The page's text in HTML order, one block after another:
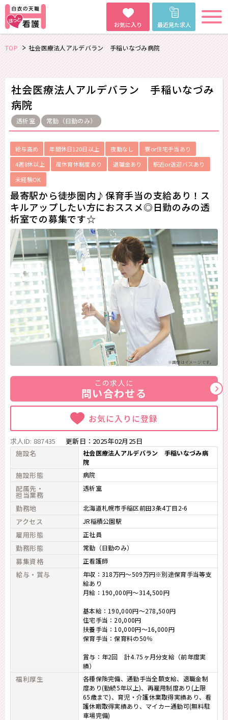
お気に入り 最近見た求人
TOP 社会医療法人アルデバラン 手稲いなづみ病院
社会医療法人アルデバラン 手稲いなづみ
病院
透析室 常勤（日勤のみ）
給与高め 年間休日120日以上 夜勤なし
寮or住宅手当あり
4週8休以上
産休育休制度あり 退職金あり
駅近or送迎バスあり
未経験OK
最寄駅から徒歩圏内♪保育手当の支給あり！ス
キルアップしたい方におススメ◎日勤のみの透
析室での募集です☆
※画像はイメージです。
この求人に
問い合わせる
お気に入りに登録
求人ID: 887435 更新日： 2025年02月25日
施設名
社会医療法人アルデバラン 手稲いなづみ病
院
施設形態 病院
配属先・
担当業務
透析室
勤務地 北海道札幌市手稲区前田3条4丁目2-6
アクセス JR稲積公園駅
雇用形態 正社員
勤務形態 常勤（日勤のみ）
募集資格 正看護師
給与・賞与
年収：318万円～509万円※別途保育手当等支
給あり
月給：190,000円～314,500円
基本給：190,000円～278,500円
住宅手当：20,000円
扶養手当：10,000円～16,000円
保育手当：保育料の50％
賞与：年2回 計4.75ヶ月分支給（前年度実
績）
福利厚生
各種保険完備、通勤手当全額支給、退職金制
度あり(勤続5年以上)、再雇用制度あり(上限
65歳まで)、育児・介護休業取得実績あり、看
護休暇取得実績あり、マイカー通勤可(無料駐
車場完備)